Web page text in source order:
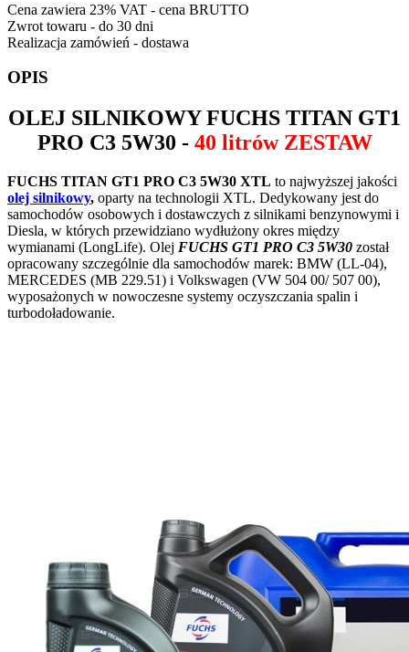
Cena zawiera 23% VAT - cena BRUTTO
Zwrot towaru - do 30 dni
Realizacja zamówień - dostawa
OPIS
OLEJ SILNIKOWYFUCHS TITAN GT1
PRO C3 5W30 - 40 litrów ZESTAW
FUCHS TITAN GT1 PRO C3 5W30 XTL to najwyższej jakości
olej silnikowy, oparty na technologii XTL. Dedykowany jest do
samochodów osobowych i dostawczych z silnikami benzynowymi i
Diesla, w których przewidziano wydłużony okres między
wymianami (LongLife). Olej FUCHS GT1 PRO C3 5W30 został
opracowany szczególnie dla samochodów marek: BMW (LL-04),
MERCEDES (MB 229.51) i Volkswagen (VW 504 00/ 507 00),
wyposażonych w nowoczesne systemy oczyszczania spalin i
turbodoładowanie.